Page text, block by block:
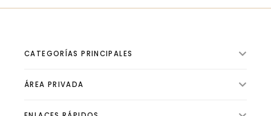
CATEGORÍAS PRINCIPALES
ILUMINACIÓN INTERIOR
ÁREA PRIVADA